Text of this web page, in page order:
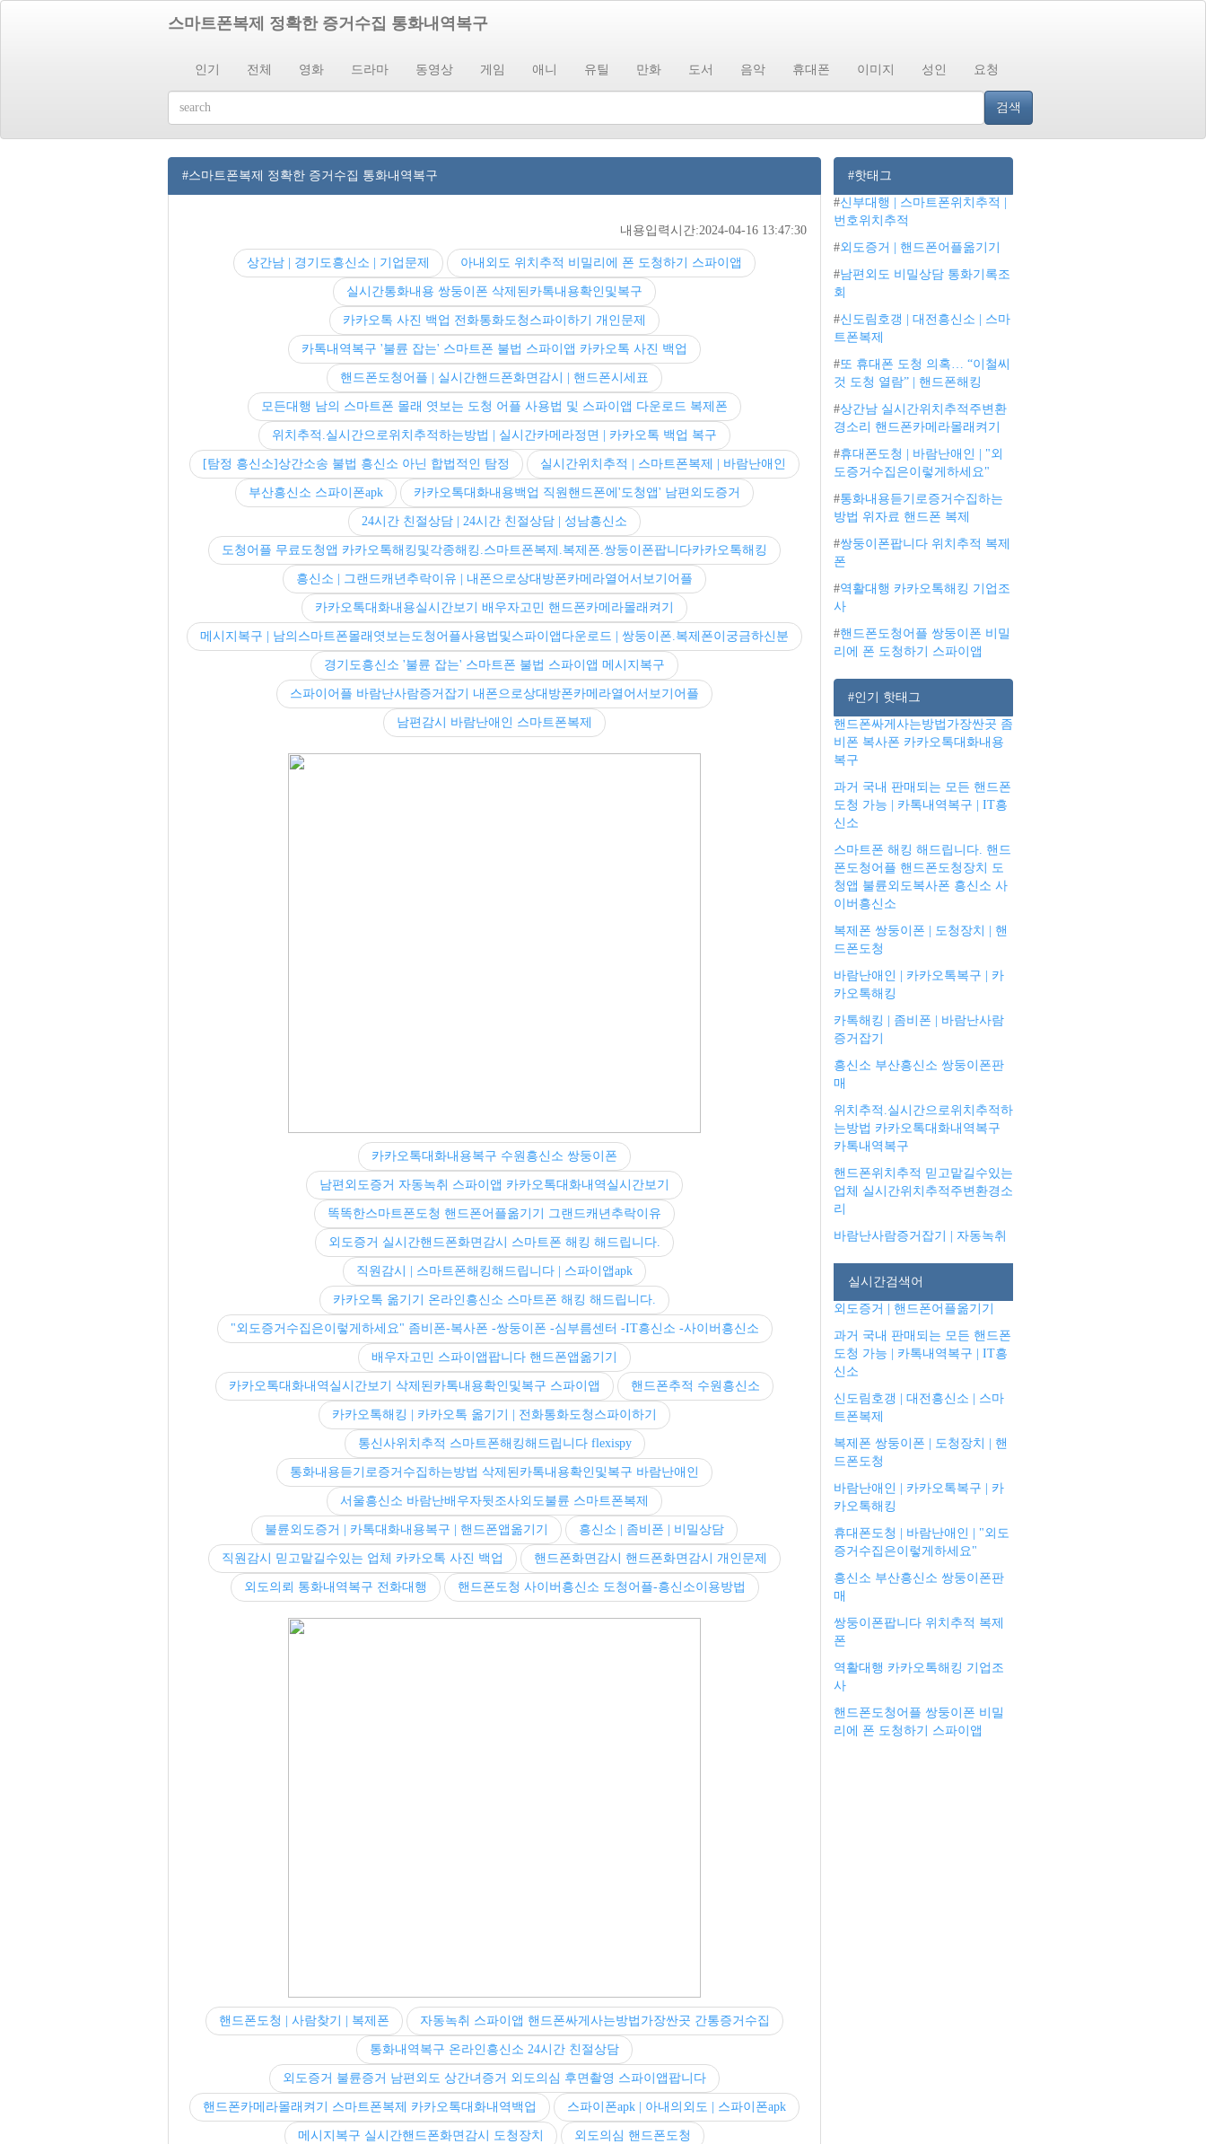
스마트폰복제 정확한 증거수집 통화내역복구
인기 전체 영화 드라마 동영상 게임 애니 유틸 만화 도서 음악 휴대폰 이미지 성인 요청
검색
#스마트폰복제 정확한 증거수집 통화내역복구
내용입력시간:2024-04-16 13:47:30
상간남 | 경기도흥신소 | 기업문제 아내외도 위치추적 비밀리에 폰 도청하기 스파이앱
실시간통화내용 쌍둥이폰 삭제된카톡내용확인및복구
카카오톡 사진 백업 전화통화도청스파이하기 개인문제
카톡내역복구 '불륜 잡는' 스마트폰 불법 스파이앱 카카오톡 사진 백업
핸드폰도청어플 | 실시간핸드폰화면감시 | 핸드폰시세표
모든대행 남의 스마트폰 몰래 엿보는 도청 어플 사용법 및 스파이앱 다운로드 복제폰
위치추적.실시간으로위치추적하는방법 | 실시간카메라정면 | 카카오톡 백업 복구
[탐정 흥신소]상간소송 불법 흥신소 아닌 합법적인 탐정 실시간위치추적 | 스마트폰복제 | 바람난애인
부산흥신소 스파이폰apk 카카오톡대화내용백업 직원핸드폰에'도청앱' 남편외도증거
24시간 친절상담 | 24시간 친절상담 | 성남흥신소
도청어플 무료도청앱 카카오톡해킹및각종해킹.스마트폰복제.복제폰.쌍둥이폰팝니다카카오톡해킹
흥신소 | 그랜드캐년추락이유 | 내폰으로상대방폰카메라열어서보기어플
카카오톡대화내용실시간보기 배우자고민 핸드폰카메라몰래켜기
메시지복구 | 남의스마트폰몰래엿보는도청어플사용법및스파이앱다운로드 | 쌍둥이폰.복제폰이궁금하신분
경기도흥신소 '불륜 잡는' 스마트폰 불법 스파이앱 메시지복구
스파이어플 바람난사람증거잡기 내폰으로상대방폰카메라열어서보기어플
남편감시 바람난애인 스마트폰복제
카카오톡대화내용복구 수원흥신소 쌍둥이폰
남편외도증거 자동녹취 스파이앱 카카오톡대화내역실시간보기
똑똑한스마트폰도청 핸드폰어플옮기기 그랜드캐년추락이유
외도증거 실시간핸드폰화면감시 스마트폰 해킹 해드립니다.
직원감시 | 스마트폰해킹해드립니다 | 스파이앱apk
카카오톡 옮기기 온라인흥신소 스마트폰 해킹 해드립니다.
"외도증거수집은이렇게하세요" 좀비폰-복사폰 -쌍둥이폰 -심부름센터 -IT흥신소 -사이버흥신소
배우자고민 스파이앱팝니다 핸드폰앱옮기기
카카오톡대화내역실시간보기 삭제된카톡내용확인및복구 스파이앱 핸드폰추적 수원흥신소
카카오톡해킹 | 카카오톡 옮기기 | 전화통화도청스파이하기
통신사위치추적 스마트폰해킹해드립니다 flexispy
통화내용듣기로증거수집하는방법 삭제된카톡내용확인및복구 바람난애인
서울흥신소 바람난배우자뒷조사외도불륜 스마트폰복제
불륜외도증거 | 카톡대화내용복구 | 핸드폰앱옮기기 흥신소 | 좀비폰 | 비밀상담
직원감시 믿고맡길수있는 업체 카카오톡 사진 백업 핸드폰화면감시 핸드폰화면감시 개인문제
외도의뢰 통화내역복구 전화대행 핸드폰도청 사이버흥신소 도청어플-흥신소이용방법
핸드폰도청 | 사람찾기 | 복제폰 자동녹취 스파이앱 핸드폰싸게사는방법가장싼곳 간통증거수집
통화내역복구 온라인흥신소 24시간 친절상담
외도증거 불륜증거 남편외도 상간녀증거 외도의심 후면촬영 스파이앱팝니다
핸드폰카메라몰래켜기 스마트폰복제 카카오톡대화내역백업 스파이폰apk | 아내의외도 | 스파이폰apk
메시지복구 실시간핸드폰화면감시 도청장치 외도의심 핸드폰도청
#핫태그
#신부대행 | 스마트폰위치추적 |
번호위치추적
#외도증거 | 핸드폰어플옮기기
#남편외도 비밀상담 통화기록조
회
#신도림호갱 | 대전흥신소 | 스마
트폰복제
#또 휴대폰 도청 의혹… “이철씨
것 도청 열람” | 핸드폰해킹
#상간남 실시간위치추적주변환
경소리 핸드폰카메라몰래켜기
#휴대폰도청 | 바람난애인 | "외
도증거수집은이렇게하세요"
#통화내용듣기로증거수집하는
방법 위자료 핸드폰 복제
#쌍둥이폰팝니다 위치추적 복제
폰
#역활대행 카카오톡해킹 기업조
사
#핸드폰도청어플 쌍둥이폰 비밀
리에 폰 도청하기 스파이앱
#인기 핫태그
핸드폰싸게사는방법가장싼곳 좀
비폰 복사폰 카카오톡대화내용
복구
과거 국내 판매되는 모든 핸드폰
도청 가능 | 카톡내역복구 | IT흥
신소
스마트폰 해킹 해드립니다. 핸드
폰도청어플 핸드폰도청장치 도
청앱 불륜외도복사폰 흥신소 사
이버흥신소
복제폰 쌍둥이폰 | 도청장치 | 핸
드폰도청
바람난애인 | 카카오톡복구 | 카
카오톡해킹
카톡해킹 | 좀비폰 | 바람난사람
증거잡기
흥신소 부산흥신소 쌍둥이폰판
매
위치추적.실시간으로위치추적하
는방법 카카오톡대화내역복구
카톡내역복구
핸드폰위치추적 믿고맡길수있는
업체 실시간위치추적주변환경소
리
바람난사람증거잡기 | 자동녹취
실시간검색어
외도증거 | 핸드폰어플옮기기
과거 국내 판매되는 모든 핸드폰
도청 가능 | 카톡내역복구 | IT흥
신소
신도림호갱 | 대전흥신소 | 스마
트폰복제
복제폰 쌍둥이폰 | 도청장치 | 핸
드폰도청
바람난애인 | 카카오톡복구 | 카
카오톡해킹
휴대폰도청 | 바람난애인 | "외도
증거수집은이렇게하세요"
흥신소 부산흥신소 쌍둥이폰판
매
쌍둥이폰팝니다 위치추적 복제
폰
역활대행 카카오톡해킹 기업조
사
핸드폰도청어플 쌍둥이폰 비밀
리에 폰 도청하기 스파이앱